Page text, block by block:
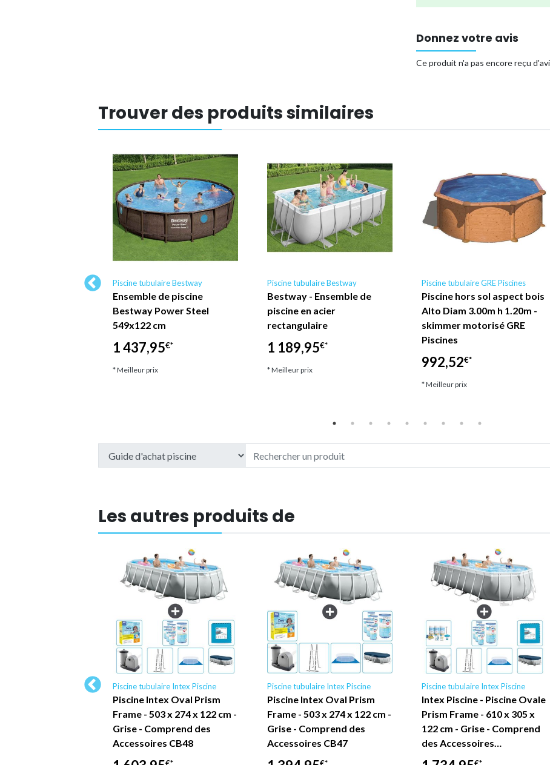
Avantages :
✔ Adaptée aux enfants et
✔ Intex marque supérieure
Référence (EAN)
Donnez votre avis
Ce produit n'a pas encore reçu
Trouver des produits similaires
Piscine tubulaire Bestway
Ensemble de piscine
Bestway Power Steel
549x122 cm
1 437,95€*
* Meilleur prix
Piscine tubulaire Bestway
Bestway - Ensemble de
piscine en acier
rectangulaire
1 189,95€*
* Meilleur prix
Piscine tubulaire GRE Piscines
Piscine hors sol aspect bois
Alto Diam 3.00m h 1.20m -
skimmer motorisé GRE
Piscines
992,52€*
* Meilleur prix
Les autres produits de
Piscine tubulaire Intex Piscine
Piscine Intex Oval Prism
Frame - 503 x 274 x 122 cm -
Grise - Comprend des
Accessoires CB48
Piscine tubulaire Intex Piscine
Piscine Intex Oval Prism
Frame - 503 x 274 x 122 cm -
Grise - Comprend des
Accessoires CB47
Piscine tubulaire Intex Piscine
Intex Piscine - Piscine Ovale
Prism Frame - 610 x 305 x
122 cm - Grise - Comprend
des Accessoires…